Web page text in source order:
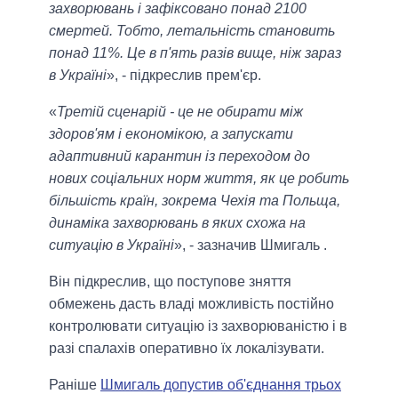
захворювань і зафіксовано понад 2100
смертей. Тобто, летальність становить
понад 11%. Це в п'ять разів вище, ніж зараз
в Україні», - підкреслив прем'єр.
«Третій сценарій - це не обирати між
здоров'ям і економікою, а запускати
адаптивний карантин із переходом до
нових соціальних норм життя, як це робить
більшість країн, зокрема Чехія та Польща,
динаміка захворювань в яких схожа на
ситуацію в Україні», - зазначив Шмигаль .
Він підкреслив, що поступове зняття
обмежень дасть владі можливість постійно
контролювати ситуацію із захворюваністю і в
разі спалахів оперативно їх локалізувати.
Раніше Шмигаль допустив об'єднання трьох